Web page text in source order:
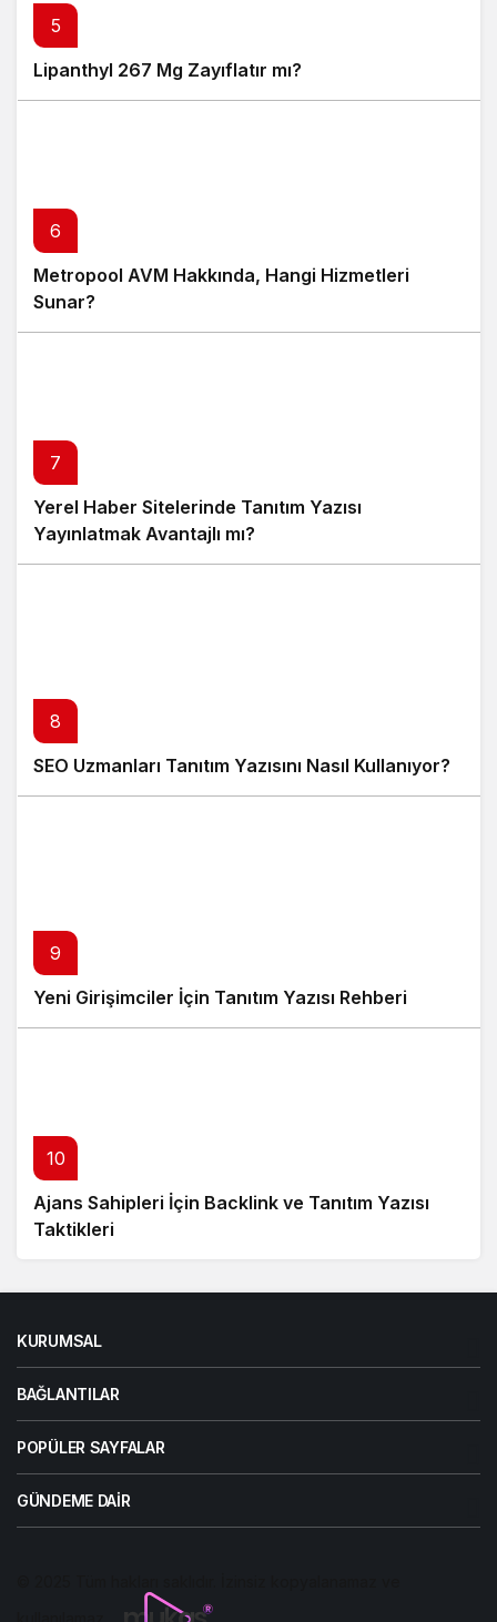
5
Lipanthyl 267 Mg Zayıflatır mı?
6
Metropool AVM Hakkında, Hangi Hizmetleri
Sunar?
7
Yerel Haber Sitelerinde Tanıtım Yazısı
Yayınlatmak Avantajlı mı?
8
SEO Uzmanları Tanıtım Yazısını Nasıl Kullanıyor?
9
Yeni Girişimciler İçin Tanıtım Yazısı Rehberi
10
Ajans Sahipleri İçin Backlink ve Tanıtım Yazısı
Taktikleri
KURUMSAL
BAĞLANTILAR
POPÜLER SAYFALAR
GÜNDEME DAIR